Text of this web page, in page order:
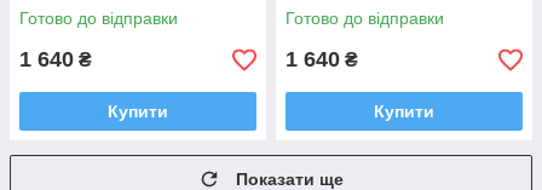
Готово до відправки
1 640 ₴
Купити
Готово до відправки
1 640 ₴
Купити
Показати ще